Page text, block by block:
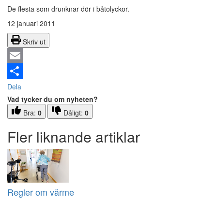
De flesta som drunknar dör i båtolyckor.
12 januari 2011
Skriv ut
Email
Dela
Vad tycker du om nyheten?
Bra: 0 Dåligt: 0
Fler liknande artiklar
Regler om värme